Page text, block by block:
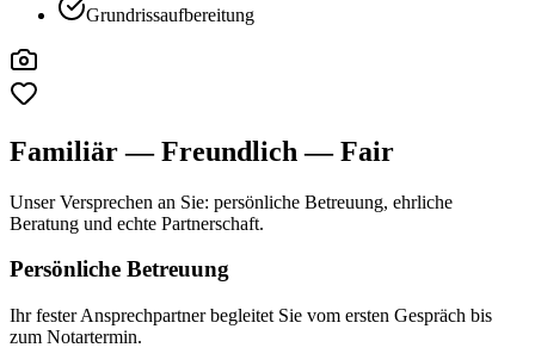
Grundrissaufbereitung
Familiär — Freundlich — Fair
Unser Versprechen an Sie: persönliche Betreuung, ehrliche
Beratung und echte Partnerschaft.
Persönliche Betreuung
Ihr fester Ansprechpartner begleitet Sie vom ersten Gespräch bis
zum Notartermin.